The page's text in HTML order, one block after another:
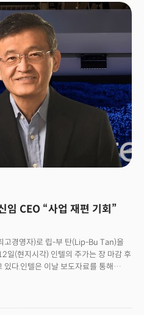
동 CEO 체제로 운영됐었다. 탄 신임
서 물러난 후 인텔 이사회에 다시
임 CEO “사업 재편 기회”
고경영자)로 립-부 탄(Lip-Bu Tan)을
일(현지시각) 인텔의 주가는 장 마감 후
다.인텔은 이날 보도자료를 통해
경험을 갖춘 뛰어난 기술 리더 립 부